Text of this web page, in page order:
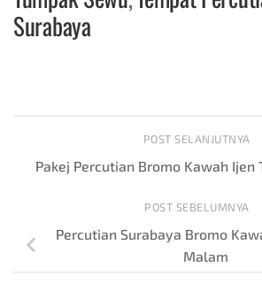
Surabaya
POST SELANJUTNYA
Pakej Percutian Bromo Kawah Ijen
POST SEBELUMNYA
Percutian Surabaya Bromo
Malam